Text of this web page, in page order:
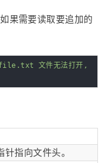
果需要读取要追加的
文件无法打开,
指向文件头。